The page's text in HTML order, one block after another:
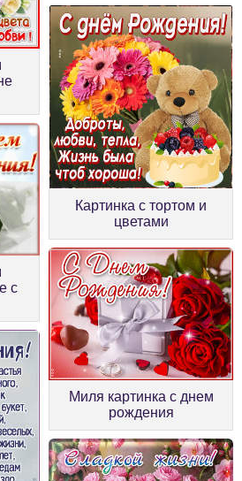
Картинка с тортом и
цветами
с
Миля картинка с днем
рождения